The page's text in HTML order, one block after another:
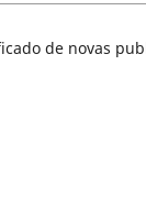
de novas